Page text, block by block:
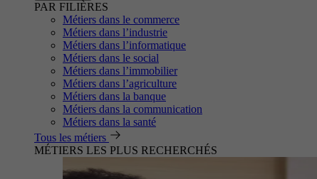
PAR FILIÈRES
Métiers dans le commerce
Métiers dans l’industrie
Métiers dans l’informatique
Métiers dans le social
Métiers dans l’immobilier
Métiers dans l’agriculture
Métiers dans la banque
Métiers dans la communication
Métiers dans la santé
Tous les métiers
MÉTIERS LES PLUS RECHERCHÉS